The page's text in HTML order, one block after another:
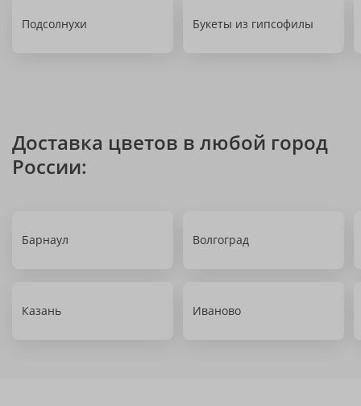
Подсолнухи Букеты из гипсофилы
Доставка цветов в любой город
России:
Барнаул Волгоград
Казань Иваново